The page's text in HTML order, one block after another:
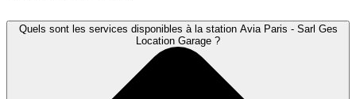
Quels sont les services disponibles à la station Avia Paris - Sarl Ges
Location Garage ?